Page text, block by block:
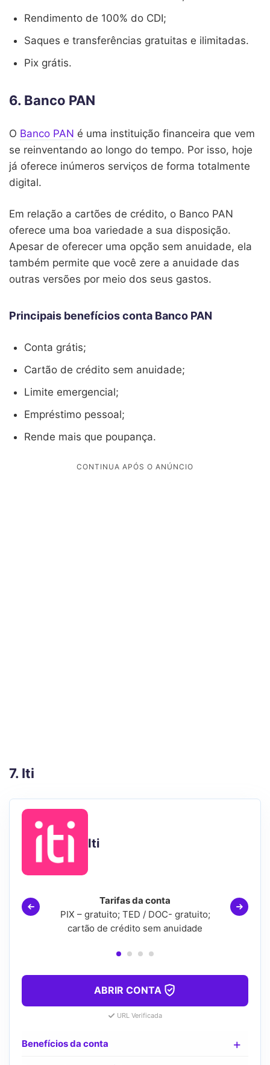
Rendimento de 100% do CDI;
Saques e transferências gratuitas e ilimitadas.
Pix grátis.
6. Banco PAN
O Banco PAN é uma instituição financeira que vem
se reinventando ao longo do tempo. Por isso, hoje
já oferece inúmeros serviços de forma totalmente
digital.
Em relação a cartões de crédito, o Banco PAN
oferece uma boa variedade a sua disposição.
Apesar de oferecer uma opção sem anuidade, ela
também permite que você zere a anuidade das
outras versões por meio dos seus gastos.
Principais benefícios conta Banco PAN
Conta grátis;
Cartão de crédito sem anuidade;
Limite emergencial;
Empréstimo pessoal;
Rende mais que poupança.
7. Iti
Iti
Tarifas da conta
PIX – gratuito; TED / DOC- gratuito;
cartão de crédito sem anuidade
ABRIR CONTA
URL Verificada
Benefícios da conta